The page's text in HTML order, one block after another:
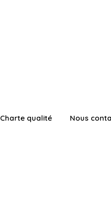
Charte qualité Nous